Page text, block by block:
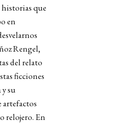
historias que
en
Rengel,
del relato
ficciones
su
artefactos
relojero. En